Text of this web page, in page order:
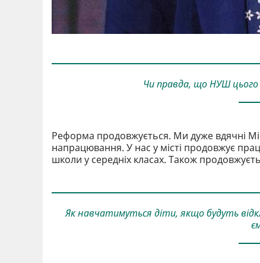
Чи правда, що НУШ цього
Реформа продовжується. Ми дуже вдячні
напрацювання. У нас у місті продовжує
школи у середніх класах. Також
Як навчатимуться діти, якщо будуть